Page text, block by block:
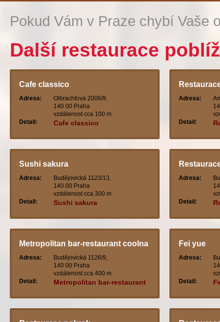
Pokud Vám v Praze chybí Vaše
Další restaurace
Cafe classico
Adresa:
Olbrachtova 2006/9,
140 00 Praha
vzdálenost cca 100 m
Detail:
Cafe classico
Adresa:
Detail:
Sushi sakura
Adresa:
Budějovická 1123/13,
140 00 Praha
vzdálenost cca 300 m
Detail:
Sushi sakura
Adresa:
Detail:
Metropolitan bar-restaurant coolna
Adresa:
Budějovická 1126/9,
140 00 Praha
vzdálenost cca 400 m
Detail:
Metropolitan bar-restaurant
Fei yue
Adresa:
Detail: